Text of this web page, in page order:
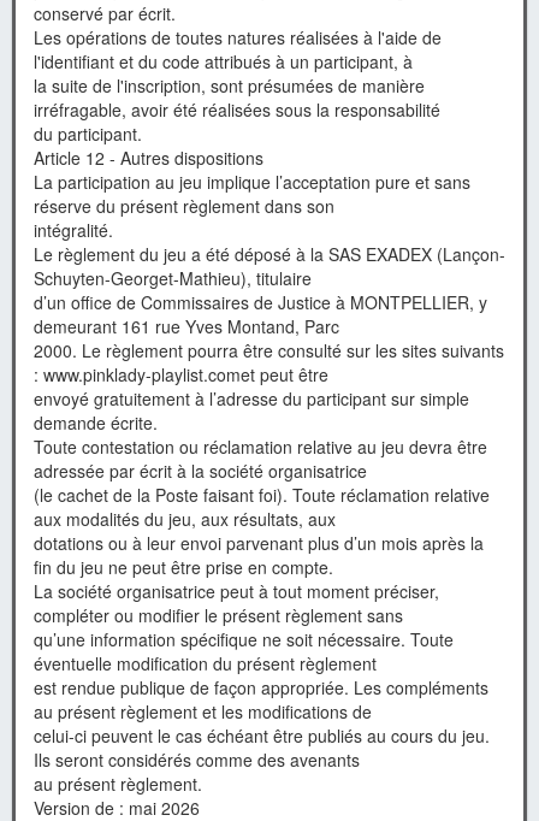
conservé par écrit.
Les opérations de toutes natures réalisées à l'aide de
l'identifiant et du code attribués à un participant, à
la suite de l'inscription, sont présumées de manière
irréfragable, avoir été réalisées sous la responsabilité
du participant.
Article 12 - Autres dispositions
La participation au jeu implique l’acceptation pure et sans
réserve du présent règlement dans son
intégralité.
Le règlement du jeu a été déposé à la SAS EXADEX (Lançon-
Schuyten-Georget-Mathieu), titulaire
d’un office de Commissaires de Justice à MONTPELLIER, y
demeurant 161 rue Yves Montand, Parc
2000. Le règlement pourra être consulté sur les sites suivants
: www.pinklady-playlist.comet peut être
envoyé gratuitement à l’adresse du participant sur simple
demande écrite.
Toute contestation ou réclamation relative au jeu devra être
adressée par écrit à la société organisatrice
(le cachet de la Poste faisant foi). Toute réclamation relative
aux modalités du jeu, aux résultats, aux
dotations ou à leur envoi parvenant plus d’un mois après la
fin du jeu ne peut être prise en compte.
La société organisatrice peut à tout moment préciser,
compléter ou modifier le présent règlement sans
qu’une information spécifique ne soit nécessaire. Toute
éventuelle modification du présent règlement
est rendue publique de façon appropriée. Les compléments
au présent règlement et les modifications de
celui-ci peuvent le cas échéant être publiés au cours du jeu.
Ils seront considérés comme des avenants
au présent règlement.
Version de : mai 2026